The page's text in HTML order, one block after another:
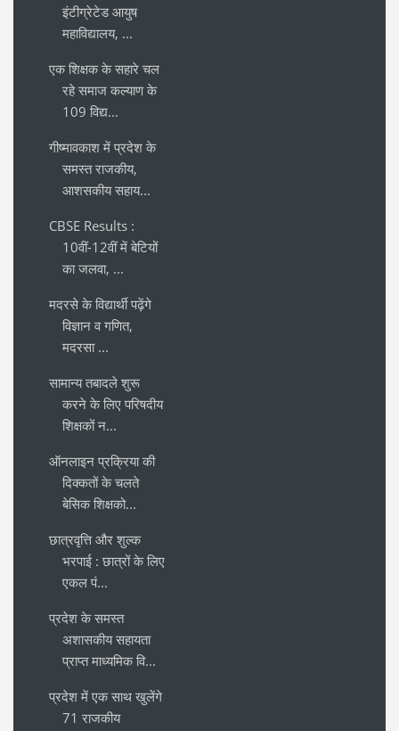
इंटीग्रेटेड आयुष
महाविद्यालय, ...
एक शिक्षक के सहारे चल
रहे समाज कल्याण के
109 विद्य...
गीष्मावकाश में प्रदेश के
समस्त राजकीय,
आशसकीय सहाय...
CBSE Results :
10वीं-12वीं में बेटियों
का जलवा, ...
मदरसे के विद्यार्थी पढ़ेंगे
विज्ञान व गणित,
मदरसा ...
सामान्य तबादले शुरू
करने के लिए परिषदीय
शिक्षकों न...
ऑनलाइन प्रक्रिया की
दिक्कतों के चलते
बेसिक शिक्षको...
छात्रवृत्ति और शुल्क
भरपाई : छात्रों के लिए
एकल पं...
प्रदेश के समस्त
अशासकीय सहायता
प्राप्त माध्यमिक वि...
प्रदेश में एक साथ खुलेंगे
71 राजकीय